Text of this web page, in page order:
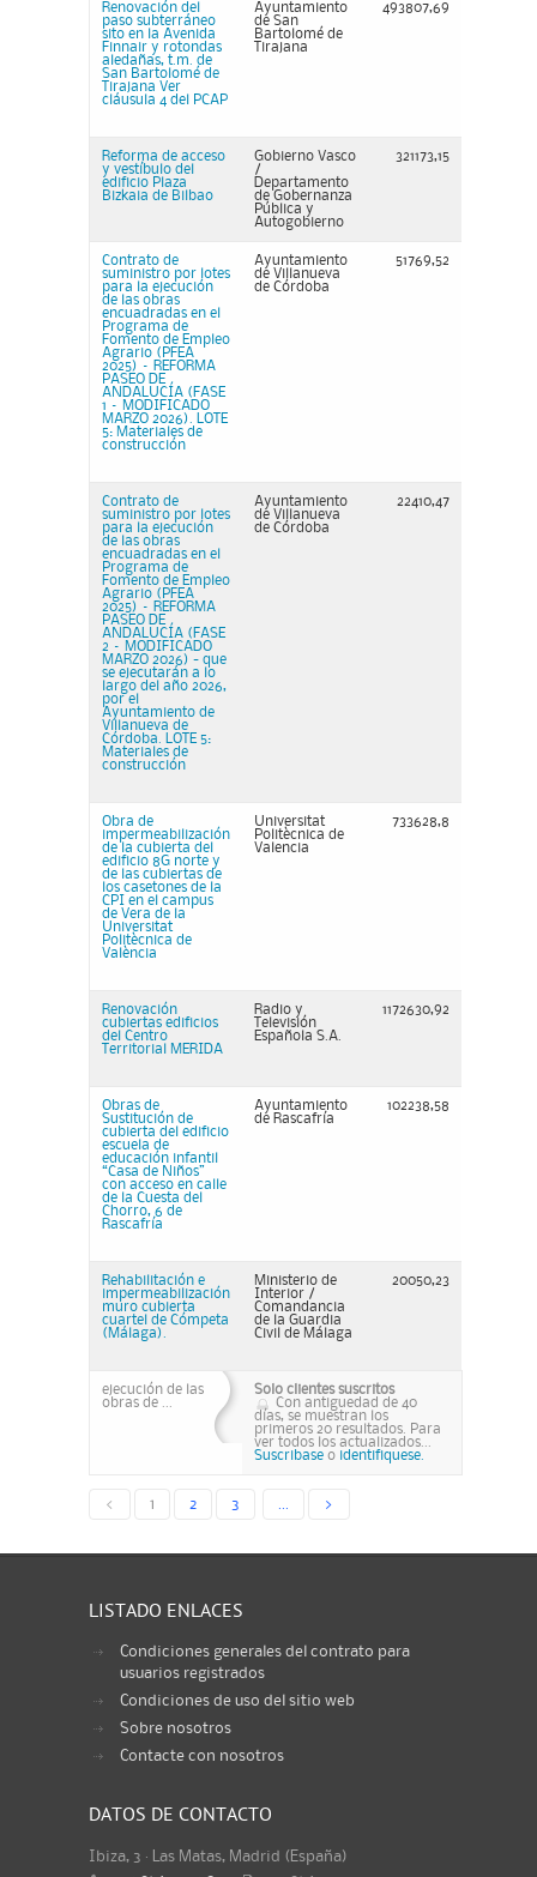
Renovación del
paso subterráneo
sito en la Avenida
Finnair y rotondas
aledañas, t.m. de
San Bartolomé de
Tirajana Ver
cláusula 4 del PCAP
Ayuntamiento
de San
Bartolomé de
Tirajana
493807,69
Reforma de acceso
y vestíbulo del
edificio Plaza
Bizkaia de Bilbao
Gobierno Vasco
/
Departamento
de Gobernanza
Pública y
Autogobierno
321173,15
Contrato de
suministro por lotes
para la ejecución
de las obras
encuadradas en el
Programa de
Fomento de Empleo
Agrario (PFEA
2025) – REFORMA
PASEO DE
ANDALUCÍA (FASE
1 – MODIFICADO
MARZO 2026). LOTE
5: Materiales de
construcción
Ayuntamiento
de Villanueva
de Córdoba
51769,52
Contrato de
suministro por lotes
para la ejecución
de las obras
encuadradas en el
Programa de
Fomento de Empleo
Agrario (PFEA
2025) – REFORMA
PASEO DE
ANDALUCÍA (FASE
2 – MODIFICADO
MARZO 2026) - que
se ejecutarán a lo
largo del año 2026,
por el
Ayuntamiento de
Villanueva de
Córdoba. LOTE 5:
Materiales de
construcción
Ayuntamiento
de Villanueva
de Córdoba
22410,47
Obra de
impermeabilización
de la cubierta del
edificio 8G norte y
de las cubiertas de
los casetones de la
CPI en el campus
de Vera de la
Universitat
Politècnica de
València
Universitat
Politècnica de
Valencia
733628,8
Renovación
cubiertas edificios
del Centro
Territorial MERIDA
Radio y
Televisión
Española S.A.
1172630,92
Obras de
Sustitución de
cubierta del edificio
escuela de
educación infantil
“Casa de Niños”
con acceso en calle
de la Cuesta del
Chorro, 6 de
Rascafría
Ayuntamiento
de Rascafría
102238,58
Rehabilitación e
impermeabilización
muro cubierta
cuartel de Cómpeta
(Málaga).
Ministerio de
Interior /
Comandancia
de la Guardia
Civil de Málaga
20050,23
ejecución de las
obras de ...
Solo clientes suscritos
Con antiguedad de 40
días, se muestran los
primeros 20 resultados. Para
ver todos los actualizados...
Suscribase o identifiquese.
< 1 2 3 >
LISTADO ENLACES
Condiciones generales del contrato para
usuarios registrados
Condiciones de uso del sitio web
Sobre nosotros
Contacte con nosotros
DATOS DE CONTACTO
Ibiza, 3 · Las Matas, Madrid (España)